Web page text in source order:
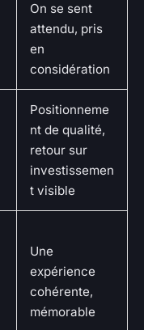
On se sent
attendu, pris
en
considération
Positionneme
nt de qualité,
retour sur
investissemen
t visible
Une
expérience
cohérente,
mémorable